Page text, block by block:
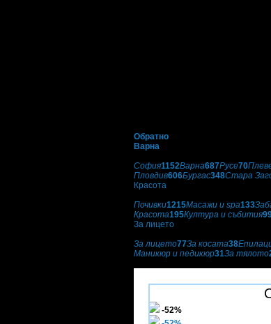
Обратно
Варна
София1152Варна687Русе70
Пловдив606Бургас348Стара
Красота
Почивки1215Масажи и spa133
Красота195Култура и събития
За лицето
За лицето77За косата38
Маникюр и педикюр31За тялото
-52%